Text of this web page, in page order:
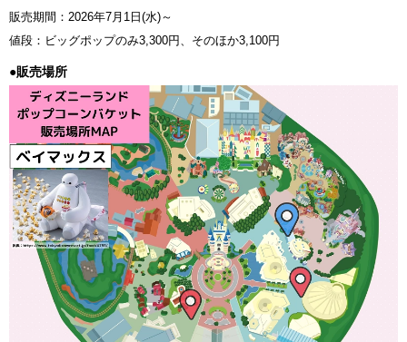
販売期間：2026年7月1日(水)～
値段：ビッグポップのみ3,300円、そのほか3,100円
●販売場所